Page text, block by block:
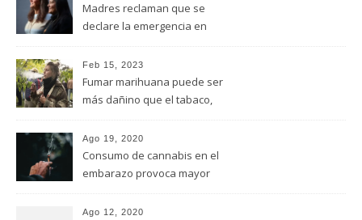
Madres reclaman que se
declare la emergencia en
Feb 15, 2023
Fumar marihuana puede ser
más dañino que el tabaco,
Universidad de Ottawa
Ago 19, 2020
Consumo de cannabis en el
embarazo provoca mayor
(FUNDACION MANANTIALES)
Ago 12, 2020